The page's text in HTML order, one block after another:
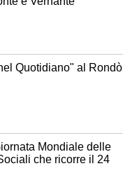
Quotidiano" al Rondò
Mondiale delle
che ricorre il 24